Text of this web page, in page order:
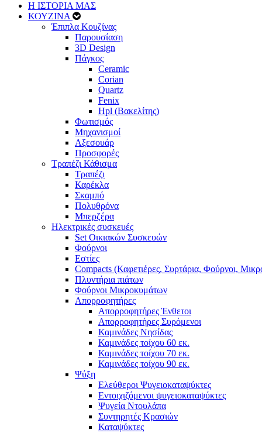
Η ΙΣΤΟΡΙΑ ΜΑΣ
ΚΟΥΖΙΝΑ
Έπιπλα Κουζίνας
Παρουσίαση
3D Design
Πάγκος
Ceramic
Corian
Quartz
Fenix
Hpl (Βακελίτης)
Φωτισμός
Μηχανισμοί
Αξεσουάρ
Προσφορές
Τραπέζι Κάθισμα
Τραπέζι
Καρέκλα
Σκαμπό
Πολυθρόνα
Μπερζέρα
Ηλεκτρικές συσκευές
Set Οικιακών Συσκευών
Φούρνοι
Εστίες
Compacts (Καφετιέρες, Συρτάρια, Φούρνοι,
Πλυντήρια πιάτων
Φούρνοι Μικροκυμάτων
Απορροφητήρες
Απορροφητήρες Ένθετοι
Απορροφητήρες Συρόμενοι
Καμινάδες Νησίδας
Καμινάδες τοίχου 60 εκ.
Καμινάδες τοίχου 70 εκ.
Καμινάδες τοίχου 90 εκ.
Ψύξη
Ελεύθεροι Ψυγειοκαταψύκτες
Εντοιχιζόμενοι ψυγειοκαταψύκτες
Ψυγεία Ντουλάπα
Συντηρητές Κρασιών
Καταψύκτες